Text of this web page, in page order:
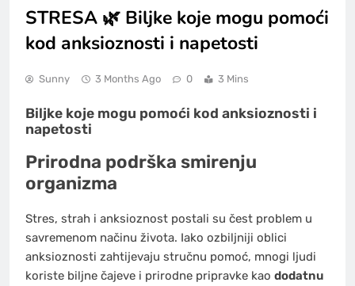
STRESA 🌿 Biljke koje mogu pomoći
kod anksioznosti i napetosti
Sunny 3 Months Ago 0 3 Mins
Biljke koje mogu pomoći kod anksioznosti i
napetosti
Prirodna podrška smirenju
organizma
Stres, strah i anksioznost postali su čest problem u
savremenom načinu života. Iako ozbiljniji oblici
anksioznosti zahtijevaju stručnu pomoć, mnogi ljudi
koriste biljne čajeve i prirodne pripravke kao dodatnu